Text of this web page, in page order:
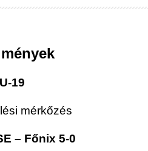
U-19
mérkőzés
– Főnix 5-0